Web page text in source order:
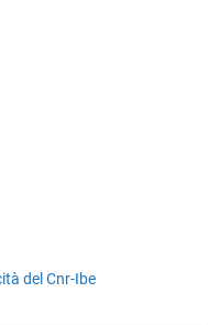
del Cnr-Ibe